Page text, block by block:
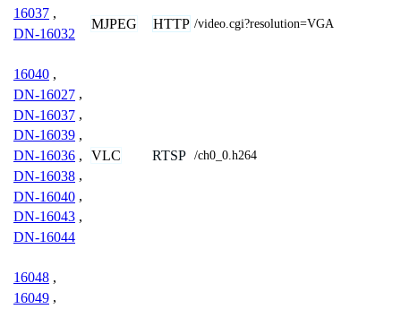
16037 ,
DN-16032
MJPEG HTTP /video.cgi?resolution=VGA
16040 ,
DN-16027 ,
DN-16037 ,
DN-16039 ,
DN-16036 ,
DN-16038 ,
DN-16040 ,
DN-16043 ,
DN-16044
VLC RTSP /ch0_0.h264
16048 ,
16049 ,